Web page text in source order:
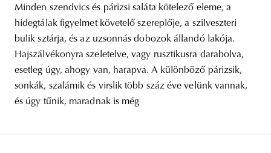
Minden szendvics és párizsi saláta kötelező eleme, a
hidegtálak figyelmet követelő szereplője, a szilveszteri
bulik sztárja, és az uzsonnás dobozok állandó lakója.
Hajszálvékonyra szeletelve, vagy rusztikusra darabolva,
esetleg úgy, ahogy van, harapva. A különböző párizsik,
sonkák, szalámik és virslik több száz éve velünk vannak,
és úgy tűnik, maradnak is még